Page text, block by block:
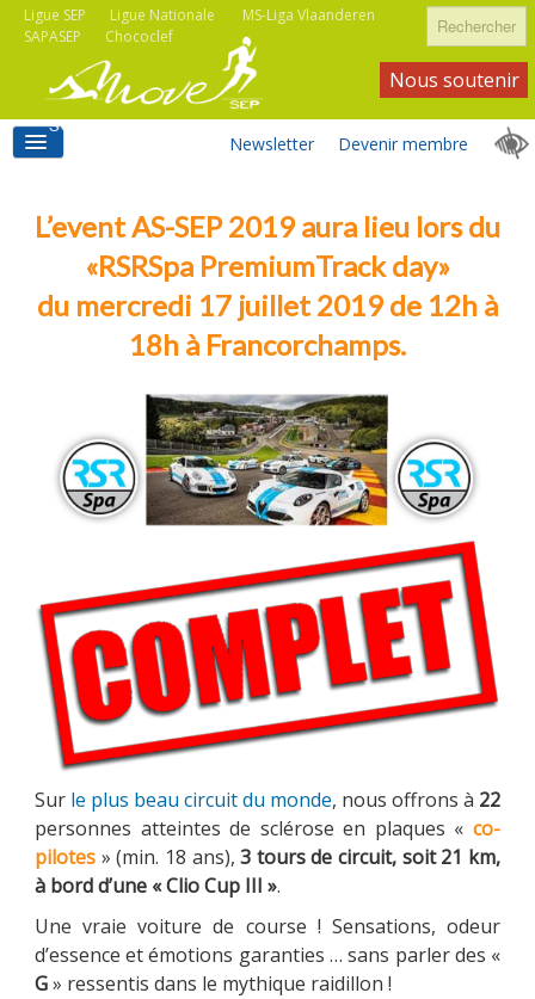
Ligue Nationale MS-Liga Vlaanderen
Ligue SEP
SAPASEP
Chococlef
Rechercher
ACTIVITÉS MOVE SEP
ASSOCIATIONS
INFORMATIONS
PARRAINAGE
NOUS CONTACTER
Newsletter
Nous soutenir
Devenir membre
L’event AS-SEP 2019 aura lieu lors du
«RSRSpa PremiumTrack day»
du mercredi 17 juillet 2019 de 12h à
18h à Francorchamps.
Sur le plus beau circuit du monde, nous offrons à 22
personnes atteintes de sclérose en plaques «co-
pilotes» (min. 18 ans),3 tours de circuit, soit 21 km,
à bord d’une « Clio Cup III ».
Une vraie voiture de course ! Sensations, odeur
d’essence et émotions garanties … sans parler des «
G» ressentis dans le mythique raidillon !